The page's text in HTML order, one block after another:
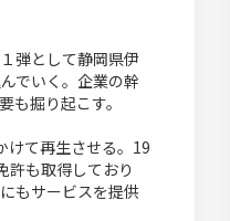
弾として静岡県伊
でいく。企業の幹
掘り起こす。
けて再生させる。19
許も取得しており
もサービスを提供